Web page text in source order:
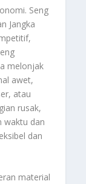
Seng
Jangka
melonjak
awet,
atau
rusak,
waktu dan
dan
material